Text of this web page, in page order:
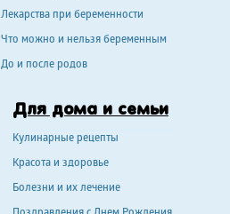
Лекарства при беременности
Что можно и нельзя беременным
До и после родов
Для дома и семьи
Кулинарные рецепты
Красота и здоровье
Болезни и их лечение